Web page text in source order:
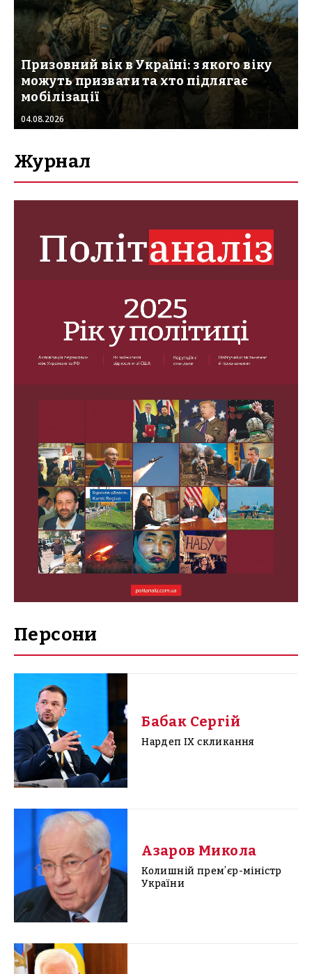
Призовний вік в Україні: з якого віку
можуть призвати та хто підлягає
мобілізації
04.08.2026
Журнал
Персони
Бабак Сергій
Нардеп IX скликання
Азаров Микола
Колишній премʼєр-міністр
України